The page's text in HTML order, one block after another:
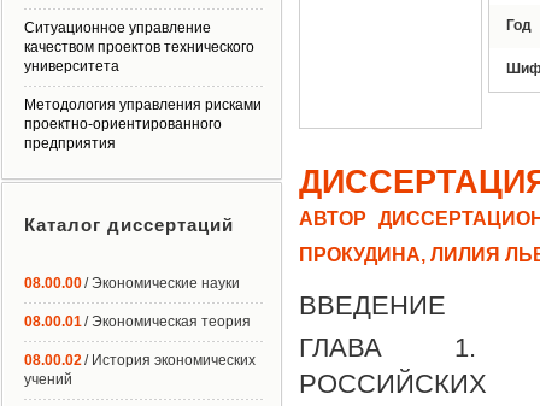
Год
АВТОР
ПРОКУДИНА, ЛИЛИЯ
ВВЕДЕНИЕ
ГЛАВА 1.
РОССИЙСКИХ
Ситуационное управление
качеством проектов технического
университета
Методология управления рисками
проектно-ориентированного
предприятия
Каталог диссертаций
08.00.00/ Экономические науки
08.00.01/ Экономическая теория
08.00.02/ История экономических
учений